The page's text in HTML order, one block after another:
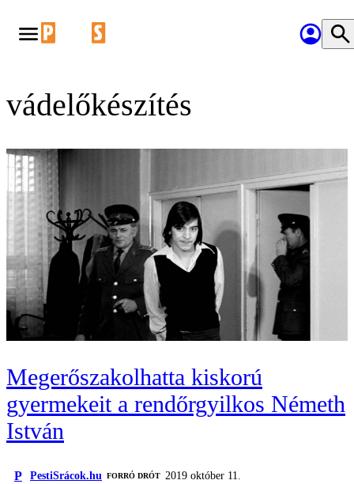
vádelőkészítés
Megerőszakolhatta kiskorú
gyermekeit a rendőrgyilkos Németh
István
P PestiSrácok.hu FORRÓ DRÓT 2019 október 11.